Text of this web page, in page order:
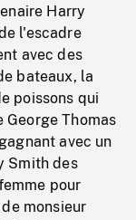
Harry
l'escadre
avec des
bateaux, la
poissons qui
George Thomas
avec un
Smith des
pour
monsieur